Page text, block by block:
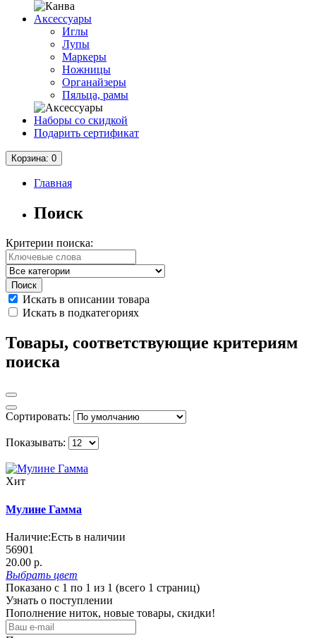
Аксессуары
Иглы
Лупы
Маркеры
Ножницы
Органайзеры
Пяльца, рамы
Наборы со скидкой
Подарить сертификат
Корзина: 0
Главная
Поиск
Критерии поиска:
Искать в описании товара
Искать в подкатегориях
Товары, соответствующие критериям
поиска
Сортировать:
Показывать:
Хит
Мулине Гамма
Наличие:Есть в наличии
56901
20.00 р.
Выбрать цвет
Показано с 1 по 1 из 1 (всего 1 страниц)
Узнать о поступлении
Пополнение ниток, новые товары, скидки!